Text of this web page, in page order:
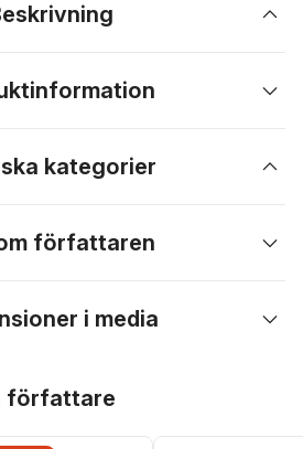
kategorier
författaren
i media
författare